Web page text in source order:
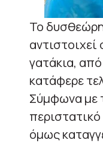
Το
γατάκια,
κατάφερε
Σύμφωνα με
όμως